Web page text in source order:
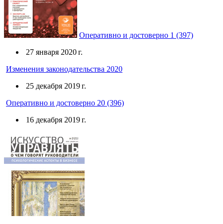
Оперативно и достоверно 1 (397)
27 января 2020 г.
Изменения законодательства 2020
25 декабря 2019 г.
Оперативно и достоверно 20 (396)
16 декабря 2019 г.